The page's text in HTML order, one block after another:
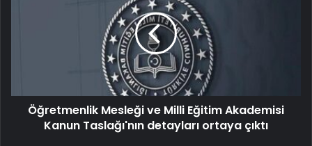
Öğretmenlik Mesleği ve Milli Eğitim Akademisi
Kanun Taslağı'nın detayları ortaya çıktı